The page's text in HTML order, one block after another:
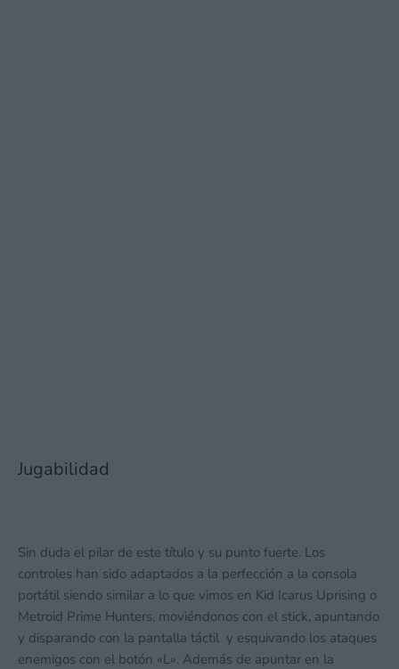
Jugabilidad
Sin duda el pilar de este título y su punto fuerte. Los
controles han sido adaptados a la perfección a la consola
portátil siendo similar a lo que vimos en Kid Icarus Uprising o
Metroid Prime Hunters, moviéndonos con el stick, apuntando
y disparando con la pantalla táctil y esquivando los ataques
enemigos con el botón «L». Además de apuntar en la